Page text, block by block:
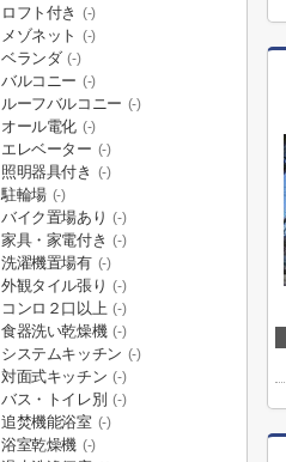
ロフト付き (-)
メゾネット (-)
ベランダ (-)
バルコニー (-)
ルーフバルコニー (-)
オール電化 (-)
エレベーター (-)
照明器具付き (-)
駐輪場 (-)
バイク置場あり (-)
家具・家電付き (-)
洗濯機置場有 (-)
外観タイル張り (-)
コンロ２口以上 (-)
食器洗い乾燥機 (-)
システムキッチン (-)
対面式キッチン (-)
バス・トイレ別 (-)
追焚機能浴室 (-)
浴室乾燥機 (-)